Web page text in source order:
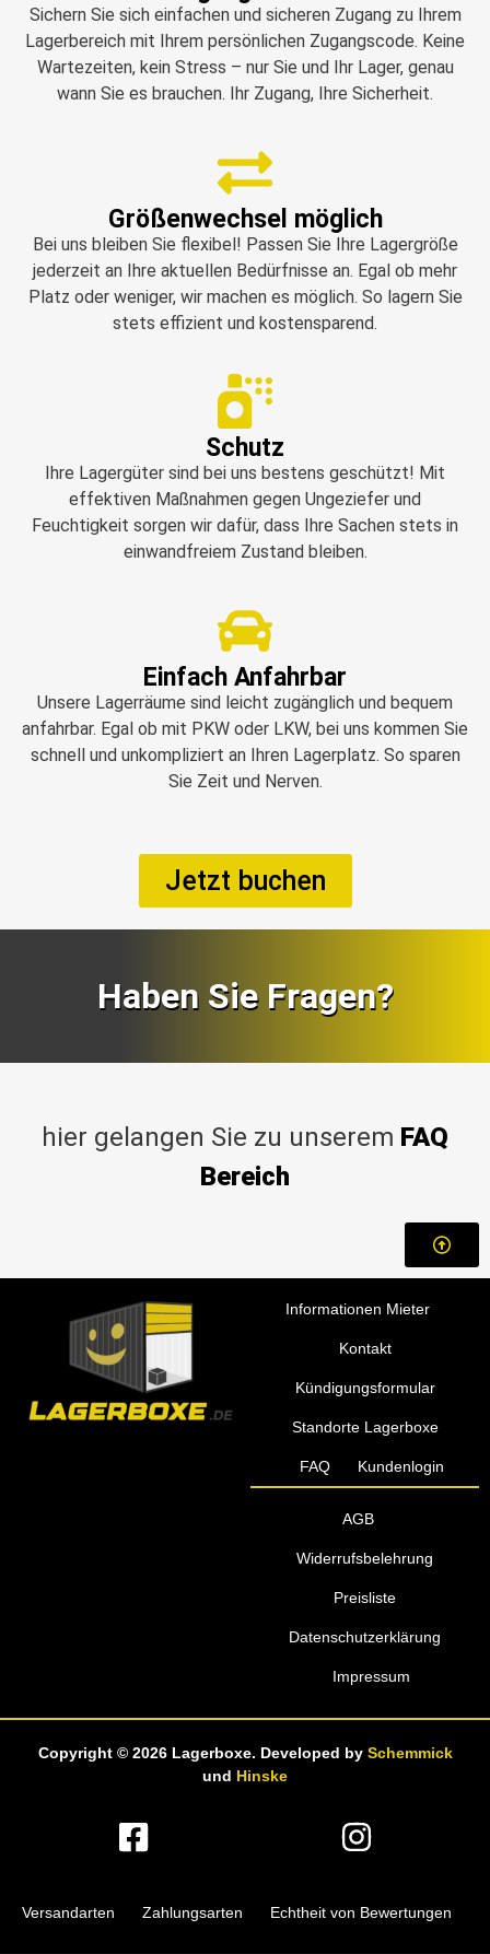
Sichern Sie sich einfachen und sicheren Zugang zu Ihrem
Lagerbereich mit Ihrem persönlichen Zugangscode. Keine
Wartezeiten, kein Stress – nur Sie und Ihr Lager, genau
wann Sie es brauchen. Ihr Zugang, Ihre Sicherheit.
Größenwechsel möglich
Bei uns bleiben Sie flexibel! Passen Sie Ihre Lagergröße
jederzeit an Ihre aktuellen Bedürfnisse an. Egal ob mehr
Platz oder weniger, wir machen es möglich. So lagern Sie
stets effizient und kostensparend.
Schutz
Ihre Lagergüter sind bei uns bestens geschützt! Mit
effektiven Maßnahmen gegen Ungeziefer und
Feuchtigkeit sorgen wir dafür, dass Ihre Sachen stets in
einwandfreiem Zustand bleiben.
Einfach Anfahrbar
Unsere Lagerräume sind leicht zugänglich und bequem
anfahrbar. Egal ob mit PKW oder LKW, bei uns kommen Sie
schnell und unkompliziert an Ihren Lagerplatz. So sparen
Sie Zeit und Nerven.
Jetzt buchen
Haben Sie Fragen?
hier gelangen Sie zu unserem FAQ
Bereich
Informationen Mieter
Kontakt
Kündigungsformular
Standorte Lagerboxe
FAQ Kundenlogin
AGB
Widerrufsbelehrung
Preisliste
Datenschutzerklärung
Impressum
Copyright © 2026 Lagerboxe. Developed by Schemmick
und Hinske
Versandarten Zahlungsarten Echtheit von Bewertungen